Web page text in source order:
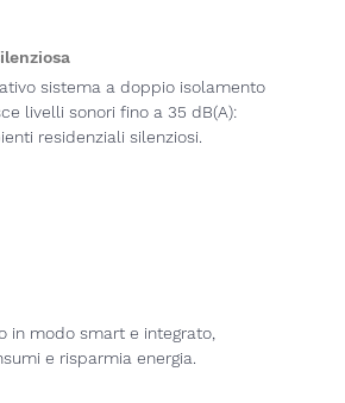
sistema a doppio isolamento
livelli sonori fino a 35 dB(A):
residenziali silenziosi.
in modo smart e integrato,
e risparmia energia.